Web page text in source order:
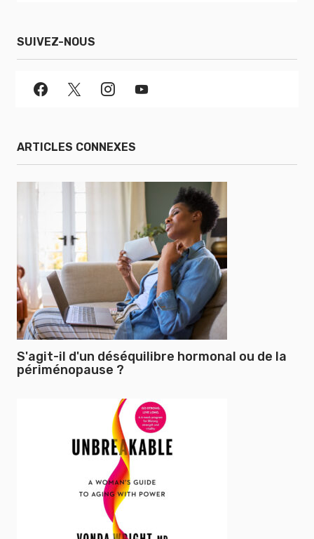
SUIVEZ-NOUS
ARTICLES CONNEXES
S'agit-il d'un déséquilibre hormonal ou de la
périménopause ?